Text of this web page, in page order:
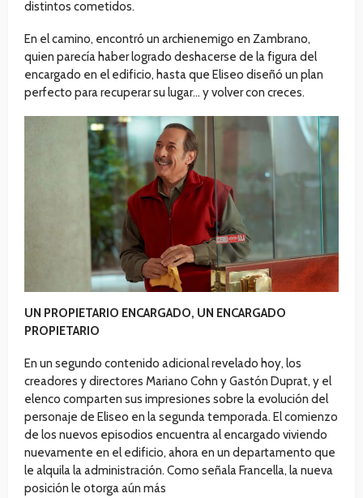
distintos cometidos.
En el camino, encontró un archienemigo en Zambrano,
quien parecía haber logrado deshacerse de la figura del
encargado en el edificio, hasta que Eliseo diseñó un plan
perfecto para recuperar su lugar… y volver con creces.
UN PROPIETARIO ENCARGADO, UN ENCARGADO
PROPIETARIO
En un segundo contenido adicional revelado hoy, los
creadores y directores Mariano Cohn y Gastón Duprat, y el
elenco comparten sus impresiones sobre la evolución del
personaje de Eliseo en la segunda temporada. El comienzo
de los nuevos episodios encuentra al encargado viviendo
nuevamente en el edificio, ahora en un departamento que
le alquila la administración. Como señala Francella, la nueva
posición le otorga aún más